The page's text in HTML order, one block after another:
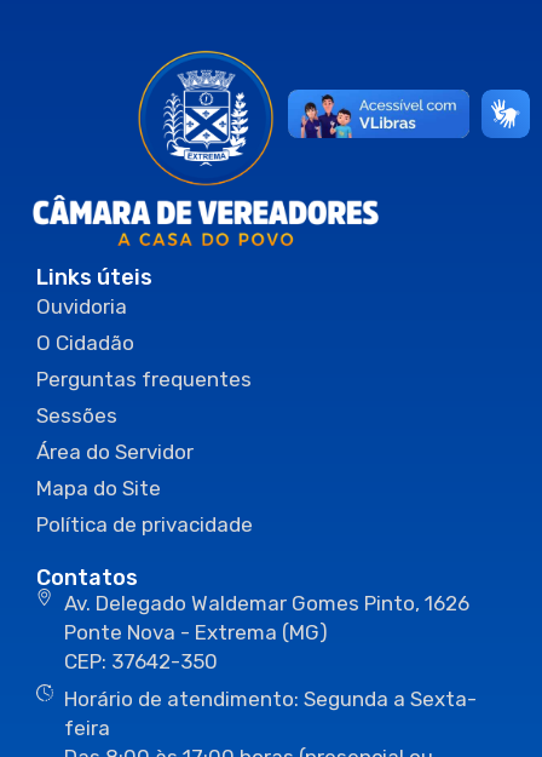
Links úteis
Ouvidoria
O Cidadão
Perguntas frequentes
Sessões
Área do Servidor
Mapa do Site
Política de privacidade
Contatos
Av. Delegado Waldemar Gomes Pinto, 1626
Ponte Nova - Extrema (MG)
CEP: 37642-350
Horário de atendimento: Segunda a Sexta-
feira